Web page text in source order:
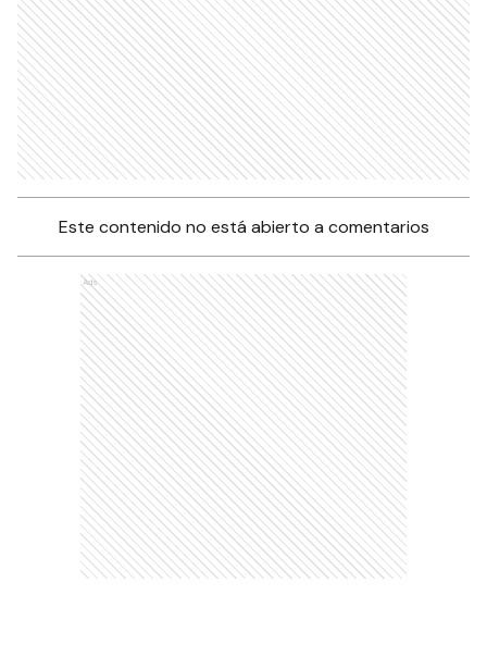
Este contenido no está abierto a comentarios
Ads